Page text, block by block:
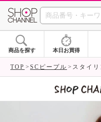
商品を探す 本日お買得
TOP SCピープル スタイ